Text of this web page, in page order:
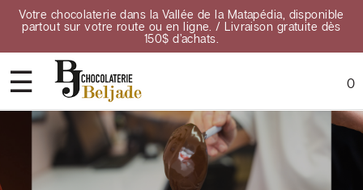
Votre chocolaterie dans la Vallée de la Matapédia, disponible
partout sur votre route ou en ligne. / Livraison gratuite dès
150$ d’achats.
☰ 0
Accueil
propos